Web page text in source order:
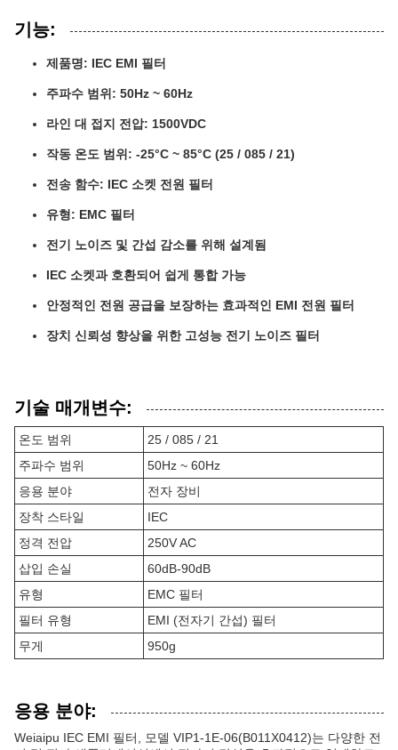
기능:
제품명: IEC EMI 필터
주파수 범위: 50Hz ~ 60Hz
라인 대 접지 전압: 1500VDC
작동 온도 범위: -25°C ~ 85°C (25 / 085 / 21)
전송 함수: IEC 소켓 전원 필터
유형: EMC 필터
전기 노이즈 및 간섭 감소를 위해 설계됨
IEC 소켓과 호환되어 쉽게 통합 가능
안정적인 전원 공급을 보장하는 효과적인 EMI 전원 필터
장치 신뢰성 향상을 위한 고성능 전기 노이즈 필터
기술 매개변수:
온도 범위
25 / 085 / 21
주파수 범위
50Hz ~ 60Hz
응용 분야
전자 장비
장착 스타일
IEC
정격 전압
250V AC
삽입 손실
60dB-90dB
유형
EMC 필터
필터 유형
EMI (전자기 간섭) 필터
무게
950g
응용 분야:
Weiaipu IEC EMI 필터, 모델 VIP1-1E-06(B011X0412)는 다양한 전